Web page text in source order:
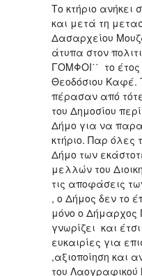
Το κτήριο ανήκει
και μετά τη
Δασαρχείου
άτυπα στον
ΓΟΜΦΟΙ΄΄ το
Θεοδόσιου Καφέ.
πέρασαν από
του Δημοσίου
Δήμο για να
κτήριο. Παρ όλες
Δήμο των
μελλών του
τις αποφάσεις
, ο Δήμος δεν το
μόνο ο Δήμαρχος
γνωρίζει και
ευκαιρίες για
,αξιοποίηση και
του Λαογραφικού